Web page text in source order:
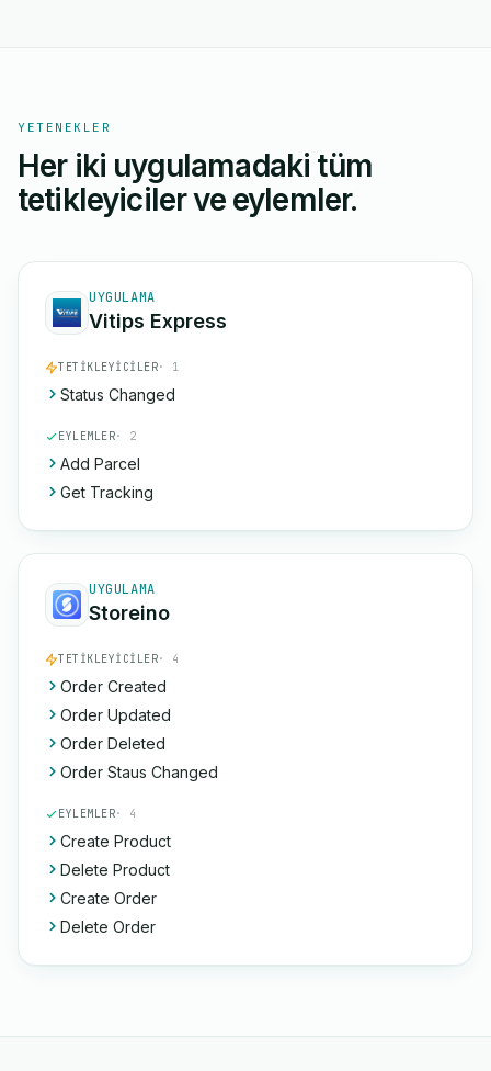
YETENEKLER
Her iki uygulamadaki tüm
tetikleyiciler ve eylemler.
UYGULAMA
Vitips Express
TETIKLEYICILER· 1
Status Changed
EYLEMLER· 2
Add Parcel
Get Tracking
UYGULAMA
Storeino
TETIKLEYICILER· 4
Order Created
Order Updated
Order Deleted
Order Staus Changed
EYLEMLER· 4
Create Product
Delete Product
Create Order
Delete Order